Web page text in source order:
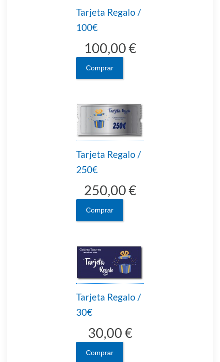
Tarjeta Regalo /
100€
100,00 €
Comprar
Tarjeta Regalo /
250€
250,00 €
Comprar
Tarjeta Regalo /
30€
30,00 €
Comprar